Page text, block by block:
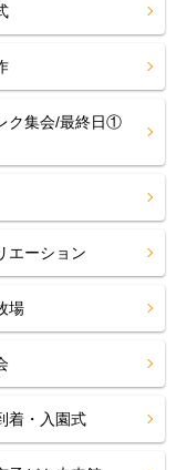
ク集会/最終日①
エーション
場
着・入園式